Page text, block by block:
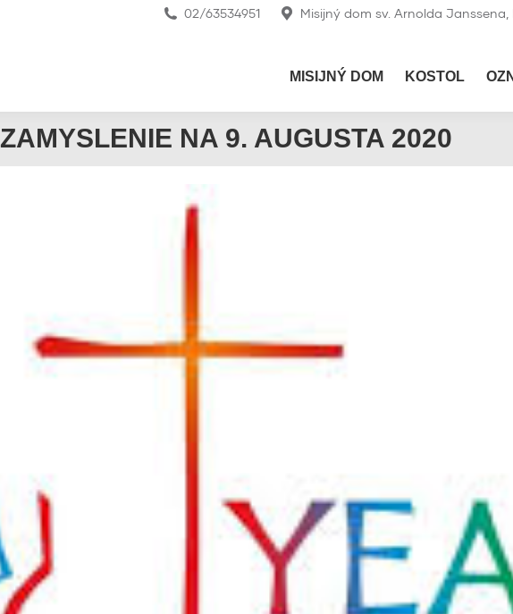
02/63534951 Misijný dom sv. Arnolda Janssena,
MISIJNÝ DOM KOSTOL
ZAMYSLENIE NA 9. AUGUSTA 2020